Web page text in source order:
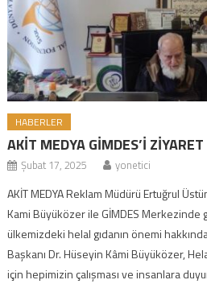
HABERLER
AKİT MEDYA GİMDES’İ
Şubat 17, 2025 yonetici
AKİT MEDYA Reklam Müdürü Ertuğrul
Kami Büyüközer ile GİMDES Merkezinde
ülkemizdeki helal gıdanın önemi
Başkanı Dr. Hüseyin Kâmi Büyüközer,
için hepimizin çalışması ve insanlara